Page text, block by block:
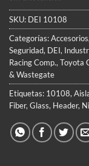
SKU: DEI 10108
Categorías:Accesorios,
Seguridad, DEI,
Racing Comp., Toyota
& Wastegate
Etiquetas: 10108,
Fiber, Glass, Header,